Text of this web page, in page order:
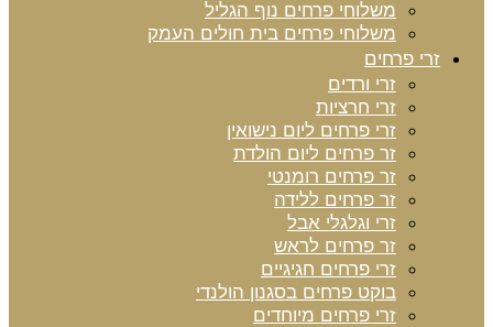
משלוחי פרחים נוף הגליל
משלוחי פרחים בית חולים העמק
זרי פרחים
זרי ורדים
זרי חרציות
זרי פרחים ליום נישואין
זר פרחים ליום הולדת
זר פרחים רומנטי
זר פרחים ללידה
זרי וגלגלי אבל
זר פרחים לראש
זרי פרחים חגיגיים
בוקט פרחים בסגנון הולנדי
זרי פרחים מיוחדים